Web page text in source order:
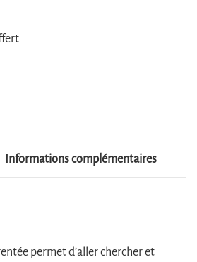
Informations complémentaires
permet d’aller chercher et